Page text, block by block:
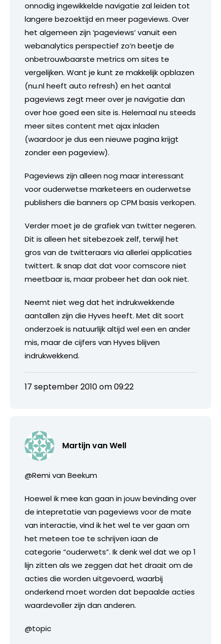
onnodig ingewikkelde navigatie zal leiden tot
langere bezoektijd en meer pageviews. Over
het algemeen zijn ‘pageviews’ vanuit een
webanalytics perspectief zo’n beetje de
onbetrouwbaarste metrics om sites te
vergelijken. Want je kunt ze makkelijk opblazen
(nu.nl heeft auto refresh) en het aantal
pageviews zegt meer over je navigatie dan
over hoe goed een site is. Helemaal nu steeds
meer sites content met ajax inladen
(waardoor je dus een nieuwe pagina krijgt
zonder een pageview).
Pageviews zijn alleen nog maar interessant
voor ouderwetse marketeers en ouderwetse
publishers die banners op CPM basis verkopen.
Verder moet je de grafiek van twitter negeren.
Dit is alleen het sitebezoek zelf, terwijl het
gros van de twitteraars via allerlei applicaties
twittert. Ik snap dat dat voor comscore niet
meetbaar is, maar probeer het dan ook niet.
Neemt niet weg dat het indrukwekkende
aantallen zijn die Hyves heeft. Met dit soort
onderzoek is natuurlijk altijd wel een en ander
mis, maar de cijfers van Hyves blijven
indrukwekkend.
17 september 2010 om 09:22
Martijn van Well
@Remi van Beekum
Hoewel ik mee kan gaan in jouw bevinding over
de intepretatie van pageviews voor de mate
van interactie, vind ik het wel te ver gaan om
het meteen toe te schrijven iaan de
categorie “ouderwets”. Ik denk wel dat we op 1
lijn zitten als we zeggen dat het draait om de
acties die worden uitgevoerd, waarbij
onderkend moet worden dat bepaalde acties
waardevoller zijn dan anderen.
@topic